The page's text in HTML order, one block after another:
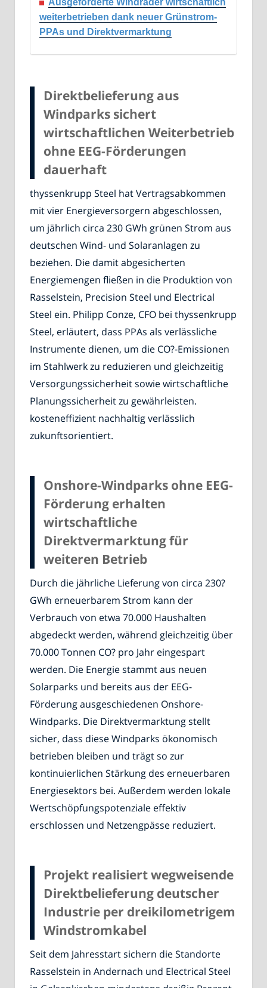
Ausgeförderte Windräder wirtschaftlich
weiterbetrieben dank neuer Grünstrom-
PPAs und Direktvermarktung
Direktbelieferung aus
Windparks sichert
wirtschaftlichen Weiterbetrieb
ohne EEG-Förderungen
dauerhaft
thyssenkrupp Steel hat Vertragsabkommen
mit vier Energieversorgern abgeschlossen,
um jährlich circa 230 GWh grünen Strom aus
deutschen Wind- und Solaranlagen zu
beziehen. Die damit abgesicherten
Energiemengen fließen in die Produktion von
Rasselstein, Precision Steel und Electrical
Steel ein. Philipp Conze, CFO bei thyssenkrupp
Steel, erläutert, dass PPAs als verlässliche
Instrumente dienen, um die CO?-Emissionen
im Stahlwerk zu reduzieren und gleichzeitig
Versorgungssicherheit sowie wirtschaftliche
Planungssicherheit zu gewährleisten.
kosteneffizient nachhaltig verlässlich
zukunftsorientiert.
Onshore-Windparks ohne EEG-
Förderung erhalten
wirtschaftliche
Direktvermarktung für
weiteren Betrieb
Durch die jährliche Lieferung von circa 230?
GWh erneuerbarem Strom kann der
Verbrauch von etwa 70.000 Haushalten
abgedeckt werden, während gleichzeitig über
70.000 Tonnen CO? pro Jahr eingespart
werden. Die Energie stammt aus neuen
Solarparks und bereits aus der EEG-
Förderung ausgeschiedenen Onshore-
Windparks. Die Direktvermarktung stellt
sicher, dass diese Windparks ökonomisch
betrieben bleiben und trägt so zur
kontinuierlichen Stärkung des erneuerbaren
Energiesektors bei. Außerdem werden lokale
Wertschöpfungspotenziale effektiv
erschlossen und Netzengpässe reduziert.
Projekt realisiert wegweisende
Direktbelieferung deutscher
Industrie per dreikilometrigem
Windstromkabel
Seit dem Jahresstart sichern die Standorte
Rasselstein in Andernach und Electrical Steel